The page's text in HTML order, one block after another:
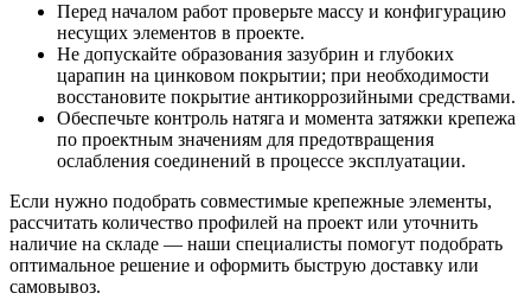
Перед началом работ проверьте массу и конфигурацию
несущих элементов в проекте.
Не допускайте образования зазубрин и глубоких
царапин на цинковом покрытии; при необходимости
восстановите покрытие антикоррозийными средствами.
Обеспечьте контроль натяга и момента затяжки крепежа
по проектным значениям для предотвращения
ослабления соединений в процессе эксплуатации.
Если нужно подобрать совместимые крепежные элементы,
рассчитать количество профилей на проект или уточнить
наличие на складе — наши специалисты помогут подобрать
оптимальное решение и оформить быструю доставку или
самовывоз.